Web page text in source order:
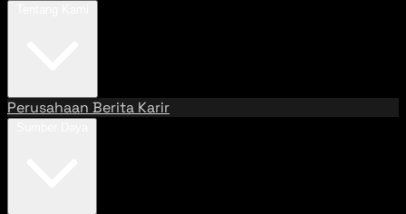
Perusahaan Berita Karir